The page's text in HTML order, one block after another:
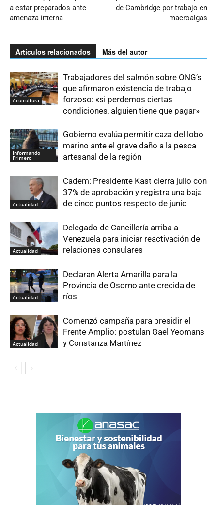
a estar preparados ante
amenaza interna
de Cambridge por trabajo en
macroalgas
Artículos relacionados Más del autor
Acuicultura
Trabajadores del salmón sobre ONG’s
que afirmaron existencia de trabajo
forzoso: «si perdemos ciertas
condiciones, alguien tiene que pagar»
Informando
Primero
Gobierno evalúa permitir caza del lobo
marino ante el grave daño a la pesca
artesanal de la región
Actualidad
Cadem: Presidente Kast cierra julio con
37% de aprobación y registra una baja
de cinco puntos respecto de junio
Actualidad
Delegado de Cancillería arriba a
Venezuela para iniciar reactivación de
relaciones consulares
Actualidad
Declaran Alerta Amarilla para la
Provincia de Osorno ante crecida de
ríos
Actualidad
Comenzó campaña para presidir el
Frente Amplio: postulan Gael Yeomans
y Constanza Martínez